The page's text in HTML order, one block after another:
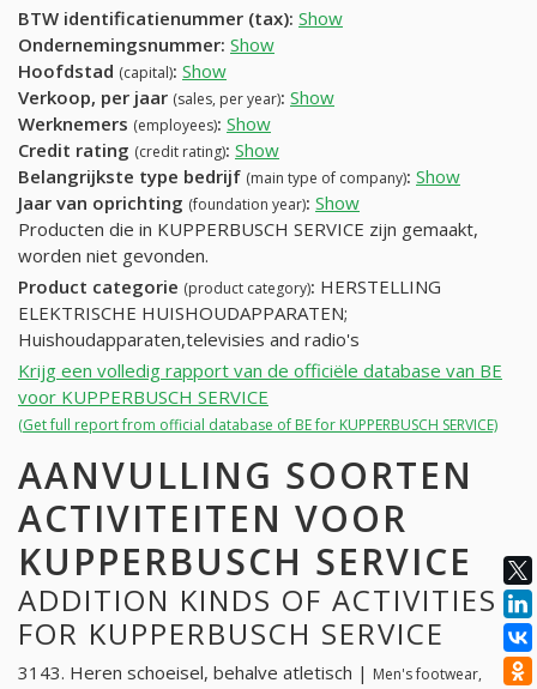
BTW identificatienummer (tax): Show
Ondernemingsnummer: Show
Hoofdstad (capital): Show
Verkoop, per jaar (sales, per year): Show
Werknemers (employees): Show
Credit rating (credit rating): Show
Belangrijkste type bedrijf (main type of company): Show
Jaar van oprichting (foundation year): Show
Producten die in KUPPERBUSCH SERVICE zijn gemaakt,
worden niet gevonden.
Product categorie (product category): HERSTELLING
ELEKTRISCHE HUISHOUDAPPARATEN;
Huishoudapparaten,televisies and radio's
Krijg een volledig rapport van de officiële database van BE
voor KUPPERBUSCH SERVICE
(Get full report from official database of BE for KUPPERBUSCH SERVICE)
AANVULLING SOORTEN
ACTIVITEITEN VOOR
KUPPERBUSCH SERVICE
ADDITION KINDS OF ACTIVITIES
FOR KUPPERBUSCH SERVICE
3143. Heren schoeisel, behalve atletisch | Men's footwear,